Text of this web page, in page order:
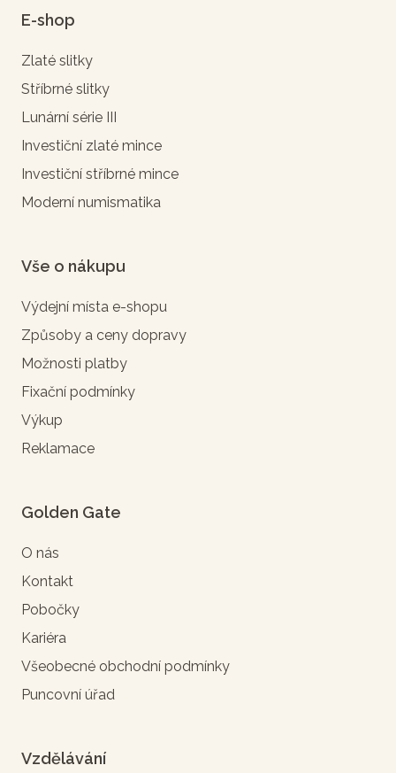
E-shop
Zlaté slitky
Stříbrné slitky
Lunární série III
Investiční zlaté mince
Investiční stříbrné mince
Moderní numismatika
Vše o nákupu
Výdejní místa e-shopu
Způsoby a ceny dopravy
Možnosti platby
Fixační podmínky
Výkup
Reklamace
Golden Gate
O nás
Kontakt
Pobočky
Kariéra
Všeobecné obchodní podmínky
Puncovní úřad
Vzdělávání